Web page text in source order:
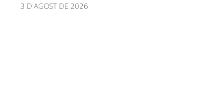
3 D'AGOST DE 2026